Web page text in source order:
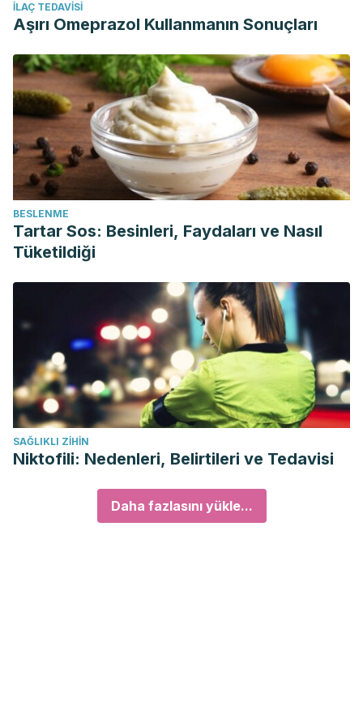
İLAÇ TEDAVISI
Aşırı Omeprazol Kullanmanın Sonuçları
BESLENME
Tartar Sos: Besinleri, Faydaları ve Nasıl
Tüketildiği
SAĞLIKLI ZIHIN
Niktofili: Nedenleri, Belirtileri ve Tedavisi
Daha fazlasını yükle...